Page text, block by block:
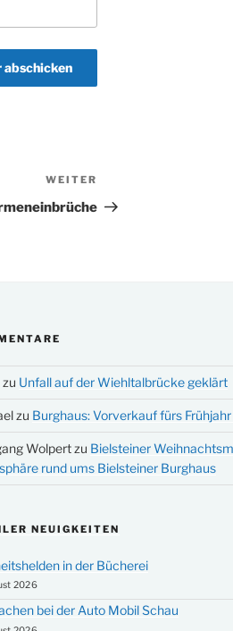
Beitrag
WEITER
zu Unfall auf der Wiehltalbrücke geklärt
zu Burghaus: Vorverkauf fürs
Wolpertzu Bielsteiner
rund ums Bielsteiner Burghaus
NEUIGKEITEN
in der Bücherei
2026
bei der Auto Mobil Schau